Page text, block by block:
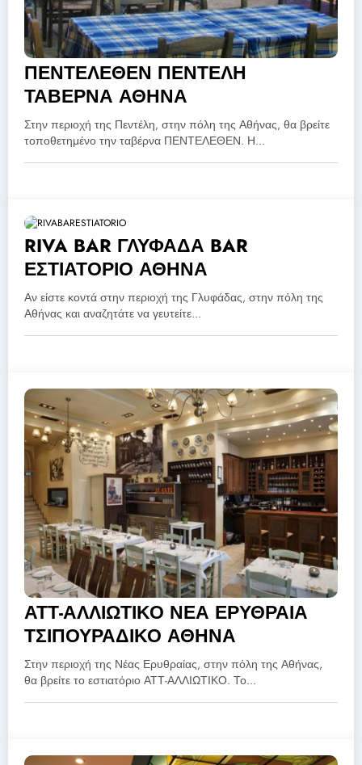
ΠΕΝΤΕΛΕΘΕΝ ΠΕΝΤΕΛΗ
ΤΑΒΕΡΝΑ ΑΘΗΝΑ
Στην περιοχή της Πεντέλη, στην πόλη της Αθήνας, θα βρείτε
τοποθετημένο την ταβέρνα ΠΕΝΤΕΛΕΘΕΝ. Η…
RIVA BAR ΓΛΥΦΑΔΑ BAR
ΕΣΤΙΑΤΟΡΙΟ ΑΘΗΝΑ
Αν είστε κοντά στην περιοχή της Γλυφάδας, στην πόλη της
Αθήνας και αναζητάτε να γευτείτε…
ΑΤΤ-ΑΛΛΙΩΤΙΚΟ ΝΕΑ ΕΡΥΘΡΑΙΑ
ΤΣΙΠΟΥΡΑΔΙΚΟ ΑΘΗΝΑ
Στην περιοχή της Νέας Ερυθραίας, στην πόλη της Αθήνας,
θα βρείτε το εστιατόριο ΑΤΤ-ΑΛΛΙΩΤΙΚΟ. Το…